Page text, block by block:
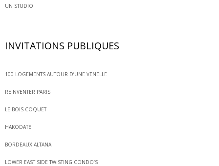
UN STUDIO
INVITATIONS PUBLIQUES
100 LOGEMENTS AUTOUR D’UNE VENELLE
REINVENTER PARIS
LE BOIS COQUET
HAKODATE
BORDEAUX ALTANA
LOWER EAST SIDE TWISTING CONDO’S